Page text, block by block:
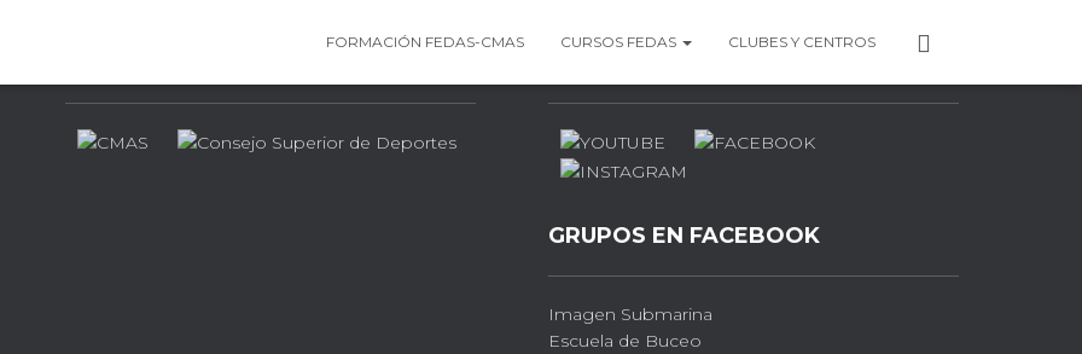
FORMACIÓN FEDAS-CMAS CURSOS FEDAS CLUBES Y CENTROS
R
GRUPOS EN FACEBOOK
Imagen Submarina
Escuela de Buceo